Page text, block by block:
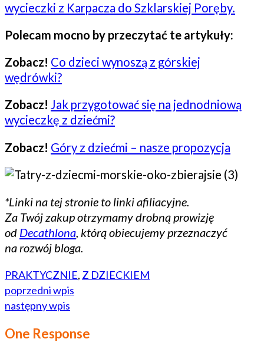
wycieczki z Karpacza do Szklarskiej Poręby.
Polecam mocno by przeczytać te artykuły:
Zobacz! Co dzieci wynoszą z górskiej
wędrówki?
Zobacz! Jak przygotować się na jednodniową
wycieczkę z dziećmi?
Zobacz! Góry z dziećmi – nasze propozycja
*Linki na tej stronie to linki afiliacyjne.
Za Twój zakup otrzymamy drobną prowizję
od Decathlona, którą obiecujemy przeznaczyć
na rozwój bloga.
PRAKTYCZNIE, Z DZIECKIEM
poprzedni wpis
następny wpis
One Response